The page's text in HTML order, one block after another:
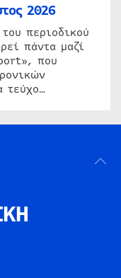
2026
περιοδικού
πάντα μαζί
που
τεύχο…